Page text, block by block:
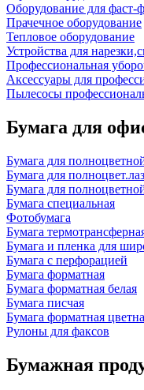
Оборудование для фаст-
Прачечное оборудование
Тепловое оборудование
Устройства для
Профессиональная
Аксессуары для
Пылесосы
Бумага для
Бумага для
Бумага для
Бумага для
Бумага специальная
Фотобумага
Бумага
Бумага и пленка для
Бумага с перфорацией
Бумага форматная
Бумага форматная белая
Бумага писчая
Бумага форматная
Рулоны для факсов
Бумажная